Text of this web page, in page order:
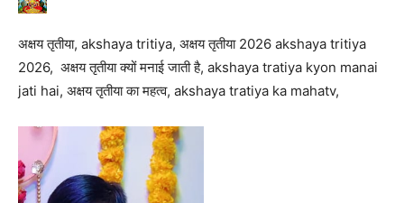
अक्षय तृतीया, akshaya tritiya, अक्षय तृतीया 2026 akshaya tritiya
2026, अक्षय तृतीया क्यों मनाई जाती है, akshaya tratiya kyon manai
jati hai, अक्षय तृतीया का महत्व, akshaya tratiya ka mahatv,